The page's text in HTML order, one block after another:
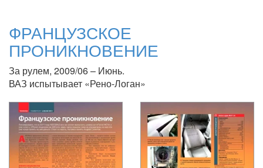
ФРАНЦУЗСКОЕ
ПРОНИКНОВЕНИЕ
За рулем, 2009/06 – Июнь.
ВАЗ испытывает «Рено-Логан»